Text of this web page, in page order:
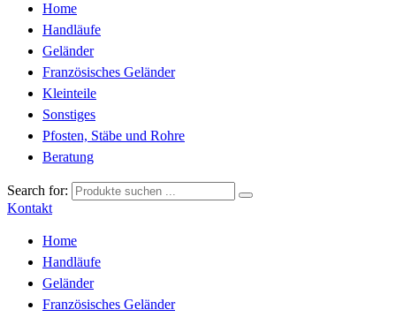
Home
Handläufe
Geländer
Französisches Geländer
Kleinteile
Sonstiges
Pfosten, Stäbe und Rohre
Beratung
Search for:
Kontakt
Home
Handläufe
Geländer
Französisches Geländer